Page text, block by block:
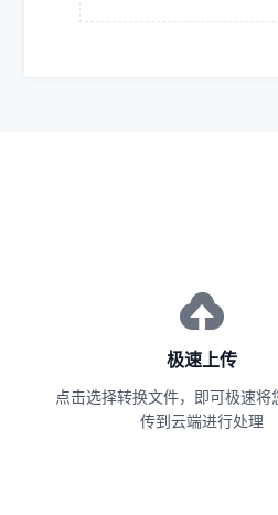
极速上传
点击选择转换文件，即可极速将
传到云端进行处理